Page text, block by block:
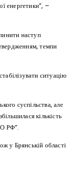
енергетики”, –
наступ
темпи
ситуацію
суспільства, але
кількість
РФ”.
у Брянській області